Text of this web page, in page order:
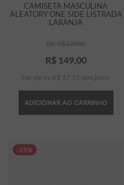
CAMISETA MASCULINA
ALEATORY ONE SIDE LISTRADA
LARANJA
R$239,00
R$ 149,00
Em até 4 x R$ 37 25 sem juros
ADICIONAR AO CARRINHO
-25%